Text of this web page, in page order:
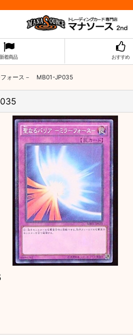
新着商品 おすすめ
フォース－ MB01-JP035